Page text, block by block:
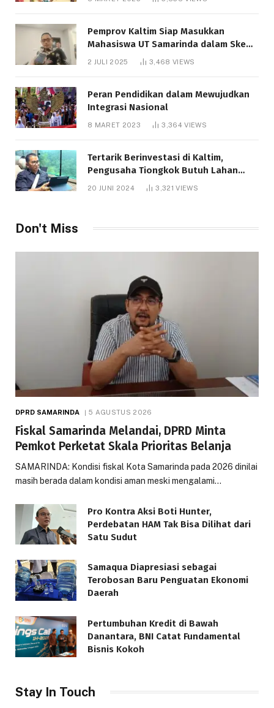
Pemprov Kaltim Siap Masukkan
Mahasiswa UT Samarinda dalam Skema
Bantuan Pendidikan Gratispol
2 JULI 2025 3,468 VIEWS
Peran Pendidikan dalam Mewujudkan
Integrasi Nasional
8 MARET 2023 3,364VIEWS
Tertarik Berinvestasi di Kaltim,
Pengusaha Tiongkok Butuh Lahan
1.000 Hektare
20 JUNI 2024 3,321VIEWS
Don't Miss
DPRD SAMARINDA 5 AGUSTUS 2026
Fiskal Samarinda Melandai, DPRD Minta
Pemkot Perketat Skala Prioritas Belanja
SAMARINDA: Kondisi fiskal Kota Samarinda pada 2026 dinilai
masih berada dalam kondisi aman meski mengalami…
Pro Kontra Aksi Boti Hunter,
Perdebatan HAM Tak Bisa Dilihat dari
Satu Sudut
Samaqua Diapresiasi sebagai
Terobosan Baru Penguatan Ekonomi
Daerah
Pertumbuhan Kredit di Bawah
Danantara, BNI Catat Fundamental
Bisnis Kokoh
Stay In Touch